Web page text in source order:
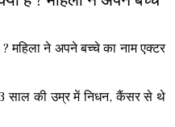
महिला ने अपने बच्चे का नाम एक्टर
साल की उम्र में निधन, कैंसर से थे